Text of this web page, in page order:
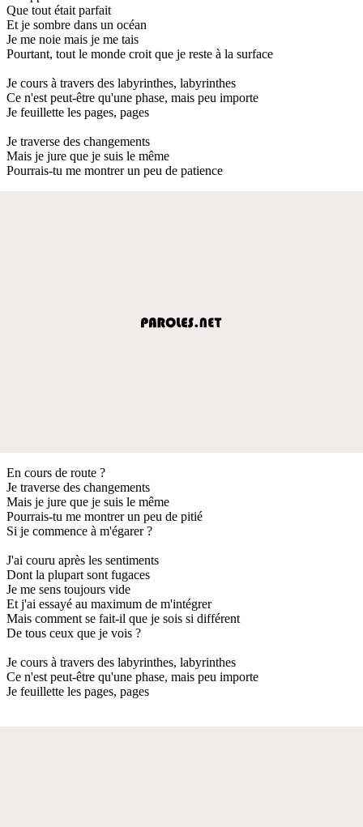
Que tout était parfait
Et je sombre dans un océan
Je me noie mais je me tais
Pourtant, tout le monde croit que je reste à la surface
Je cours à travers des labyrinthes, labyrinthes
Ce n'est peut-être qu'une phase, mais peu importe
Je feuillette les pages, pages
Je traverse des changements
Mais je jure que je suis le même
Pourrais-tu me montrer un peu de patience
En cours de route ?
Je traverse des changements
Mais je jure que je suis le même
Pourrais-tu me montrer un peu de pitié
Si je commence à m'égarer ?
J'ai couru après les sentiments
Dont la plupart sont fugaces
Je me sens toujours vide
Et j'ai essayé au maximum de m'intégrer
Mais comment se fait-il que je sois si différent
De tous ceux que je vois ?
Je cours à travers des labyrinthes, labyrinthes
Ce n'est peut-être qu'une phase, mais peu importe
Je feuillette les pages, pages